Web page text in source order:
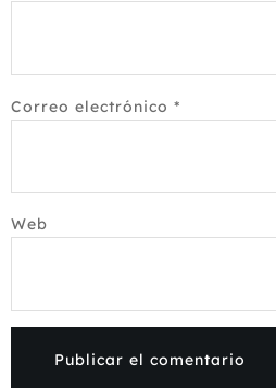
Correo electrónico *
Web